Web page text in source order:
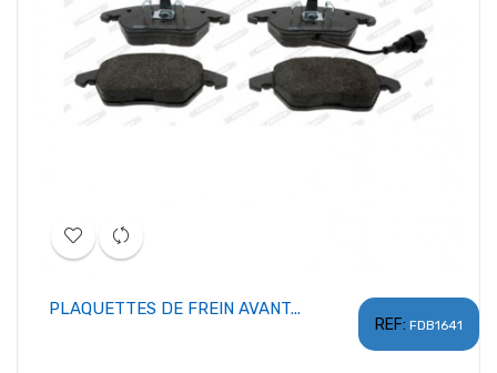
REF: FDB1641
PLAQUETTES DE FREIN AVANT...